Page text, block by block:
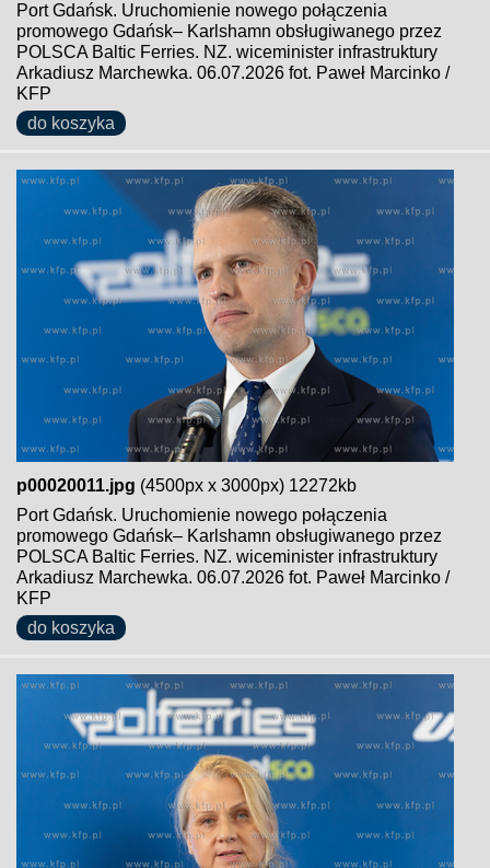
Port Gdańsk. Uruchomienie nowego połączenia
promowego Gdańsk– Karlshamn obsługiwanego przez
POLSCA Baltic Ferries. NZ. wiceminister infrastruktury
Arkadiusz Marchewka. 06.07.2026 fot. Paweł Marcinko /
KFP
do koszyka
p00020011.jpg (4500px x 3000px) 12272kb
Port Gdańsk. Uruchomienie nowego połączenia
promowego Gdańsk– Karlshamn obsługiwanego przez
POLSCA Baltic Ferries. NZ. wiceminister infrastruktury
Arkadiusz Marchewka. 06.07.2026 fot. Paweł Marcinko /
KFP
do koszyka